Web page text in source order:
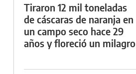
Tiraron 12 mil toneladas
de cáscaras de naranja en
un campo seco hace 29
años y floreció un milagro